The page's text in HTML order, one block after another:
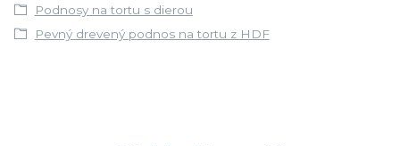
Podnosy na tortu s dierou
Pevný drevený podnos na tortu z HDF